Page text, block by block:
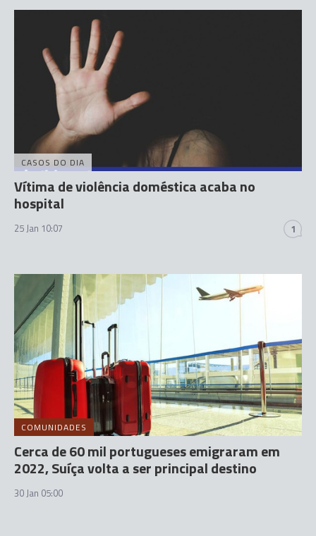
CASOS DO DIA
Vítima de violência doméstica acaba no
hospital
25 Jan 10:07 1
COMUNIDADES
Cerca de 60 mil portugueses emigraram em
2022, Suíça volta a ser principal destino
30 Jan 05:00